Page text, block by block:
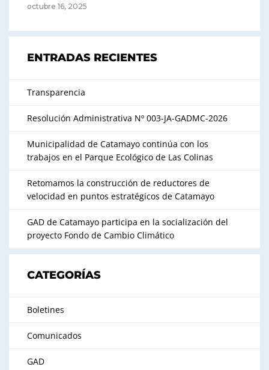
octubre 16, 2025
ENTRADAS RECIENTES
Transparencia
Resolución Administrativa Nº 003-JA-GADMC-2026
Municipalidad de Catamayo continúa con los
trabajos en el Parque Ecológico de Las Colinas
Retomamos la construcción de reductores de
velocidad en puntos estratégicos de Catamayo
GAD de Catamayo participa en la socialización del
proyecto Fondo de Cambio Climático
CATEGORÍAS
Boletines
Comunicados
GAD